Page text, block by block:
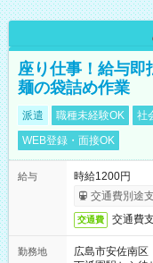
座り仕事！給与即
麺の袋詰め作業
派遣 職種未経験OK 社
WEB登録・面接OK
給与
時給1200円
交通費別途
交通費 交通費
勤務地
広島市安佐南区